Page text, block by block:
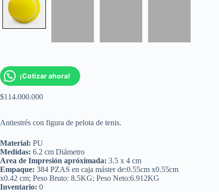
¡Cotizar ahora!
$114.000.000
Antiestrés con figura de pelota de tenis.
Material: PU
Medidas: 6.2 cm Diámetro
Area de Impresión apróximada: 3.5 x 4 cm
Empaque: 384 PZAS en caja máster de:0.55cm x0.55cm
x0.42 cm; Peso Bruto: 8.5KG; Peso Neto:6.912KG
Inventario: 0